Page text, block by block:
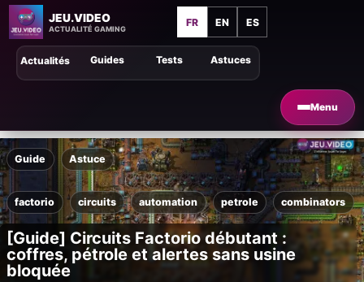
JEU.VIDEO
ACTUALITÉ GAMING
FR EN ES
Menu
Astuces
Guides Tests
Actualités
Guide Astuce
factorio circuits automation petrole combinators
[Guide] Circuits Factorio débutant :
coffres, pétrole et alertes sans usine
bloquée